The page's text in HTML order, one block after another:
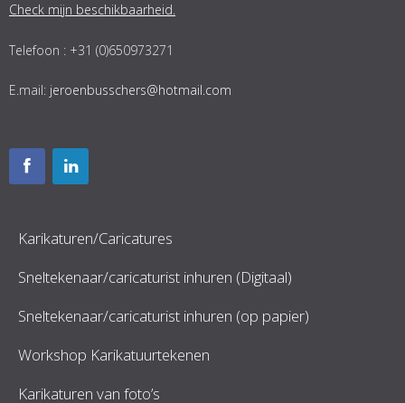
Check mijn beschikbaarheid.
Telefoon : +31 (0)650973271
E.mail: jeroenbusschers@hotmail.com
Karikaturen/Caricatures
Sneltekenaar/caricaturist inhuren (Digitaal)
Sneltekenaar/caricaturist inhuren (op papier)
Workshop Karikatuurtekenen
Karikaturen van foto’s